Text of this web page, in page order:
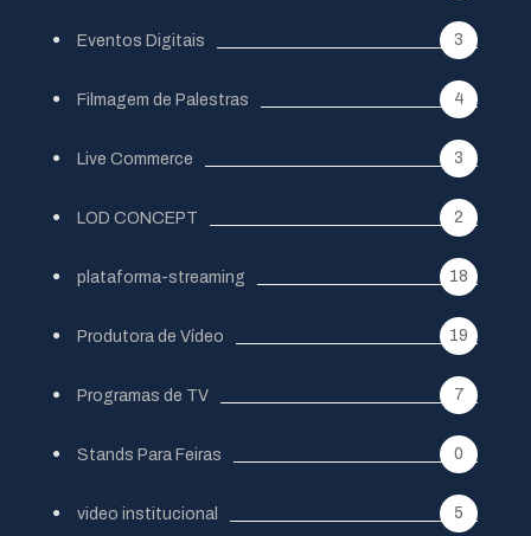
Eventos Digitais 3
Filmagem de Palestras 4
Live Commerce 3
LOD CONCEPT 2
plataforma-streaming 18
Produtora de Vídeo 19
Programas de TV 7
Stands Para Feiras 0
video institucional 5